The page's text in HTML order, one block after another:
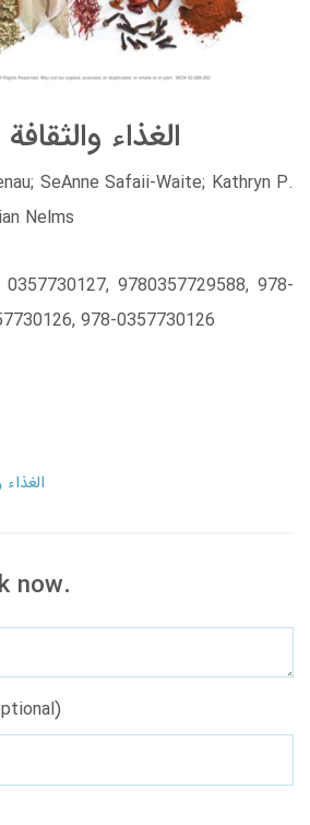
الغذاء
SeAnne Safaii-Waite; Kathryn P.
Nelms
9780357729588, 978-
978-0357730126
now.